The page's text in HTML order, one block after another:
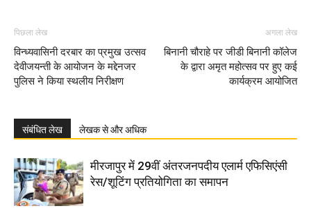
पिछला लेख
विन्ध्यवासिनी दरबार का प्रमुख उत्सव
देवीजयन्ती के आयोजन के मद्देनजर
पुलिस ने किया स्थलीय निरीक्षण
अगला लेख
बिनानी चौराहे पर जीडी बिनानी कॉलेज
के द्वारा अमृत महोत्सव पर हुए कई
कार्यक्रम आयोजित
संबंधित लेख लेखक से और अधिक
मीरजापुर में 29वीं अंतरजनपदीय एलार्म एफिसिएंसी
रेस/शूटिंग प्रतियोगिता का समापन